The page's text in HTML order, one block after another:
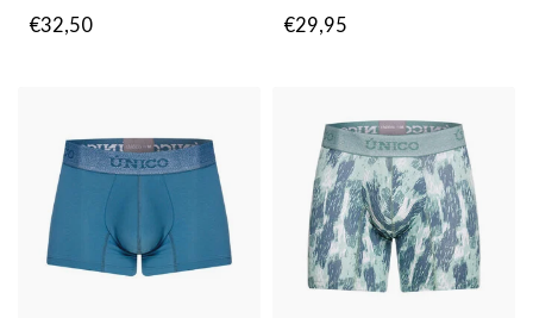
€32,50
€29,95